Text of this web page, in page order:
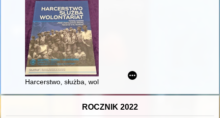
Harcerstwo, służba, wolontariat : katalog wystawy : "Nieść
ROCZNIK 2022